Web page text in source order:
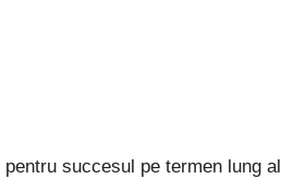
succesul pe termen lung al